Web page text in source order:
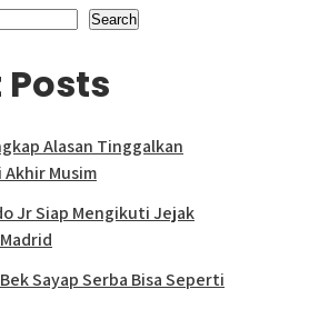
Search
Posts
Alasan Tinggalkan
Musim
Jr Siap Mengikuti Jejak
Sayap Serba Bisa Seperti